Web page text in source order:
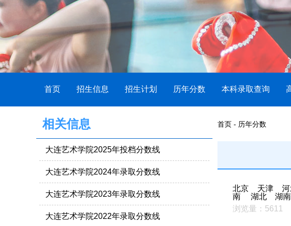
首页 招生信息 招生计划 历年分数 本科录取查询
首页 - 历年分数
北京 天津
南
湖北 湖南
浏览量：5611
相关信息
大连艺术学院2025年投档分数线
大连艺术学院2024年录取分数线
大连艺术学院2023年录取分数线
大连艺术学院2022年录取分数线